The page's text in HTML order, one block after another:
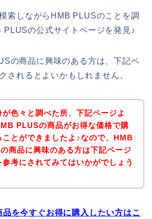
索しながらHMB PLUSのことを調
PLUSの公式サイトページを発見♪
の商品に興味のある方は、下記ペ
されるとよいかもしれません。
が色々と調べた所、下記ページよ
PLUSの商品がお得な価格で購
ことができましたよ♪なので、HMB
商品に興味のある方は下記ページ
参考にされてみてはいかがでしょう
を今すぐお得に購入したい方はこ